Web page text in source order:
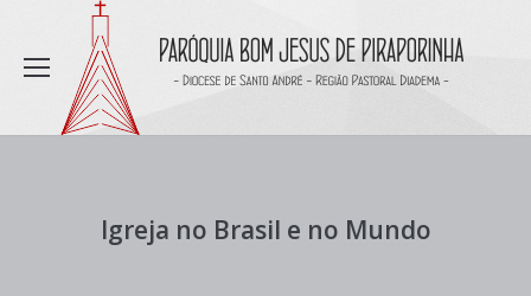
Igreja no Brasil e no Mundo